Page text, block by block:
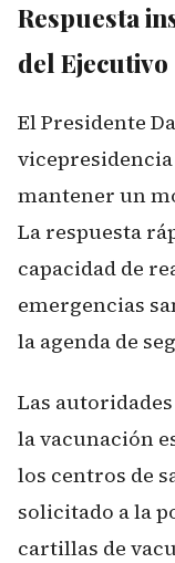
Respuesta
del Ejecutivo
El Presidente
mantener un
La respuesta
capacidad de
emergencias
la agenda de
Las
la vacunación
los centros de
solicitado a la
cartillas de